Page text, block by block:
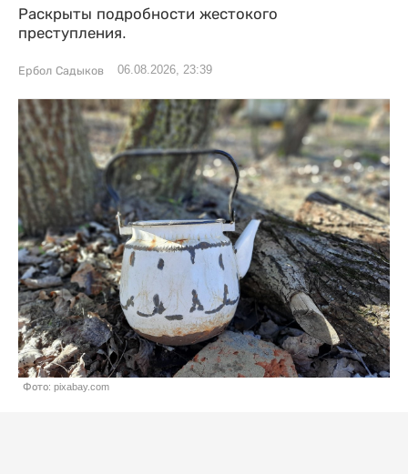
Раскрыты подробности жестокого
преступления.
Ербол Садыков 06.08.2026, 23:39
Фото: pixabay.com